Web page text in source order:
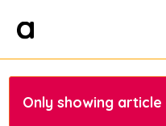
Only showing